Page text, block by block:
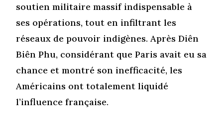
soutien militaire massif indispensable à
ses opérations, tout en infiltrant les
réseaux de pouvoir indigènes. Après Diên
Biên Phu, considérant que Paris avait eu sa
chance et montré son inefficacité, les
Américains ont totalement liquidé
l’influence française.